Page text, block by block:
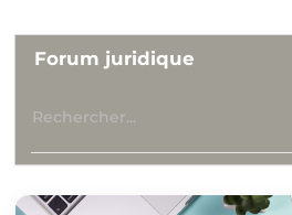
Forum juridique